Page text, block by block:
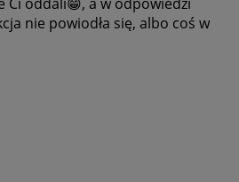
nie powiodła się, albo coś w